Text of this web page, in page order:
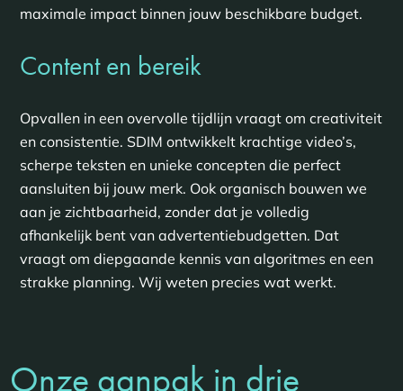
maximale impact binnen jouw beschikbare budget.
Content en bereik
Opvallen in een overvolle tijdlijn vraagt om creativiteit
en consistentie. SDIM ontwikkelt krachtige video’s,
scherpe teksten en unieke concepten die perfect
aansluiten bij jouw merk. Ook organisch bouwen we
aan je zichtbaarheid, zonder dat je volledig
afhankelijk bent van advertentiebudgetten. Dat
vraagt om diepgaande kennis van algoritmes en een
strakke planning. Wij weten precies wat werkt.
Onze aanpak in drie